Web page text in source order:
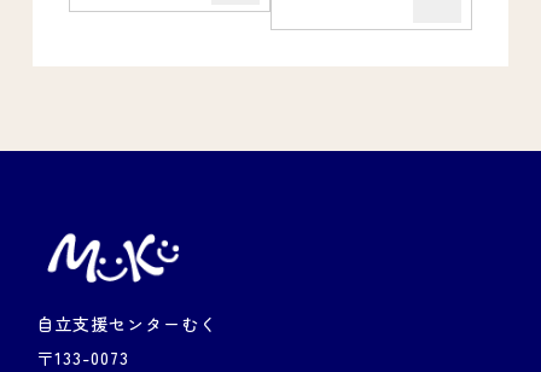
自立支援センターむく
〒133-0073